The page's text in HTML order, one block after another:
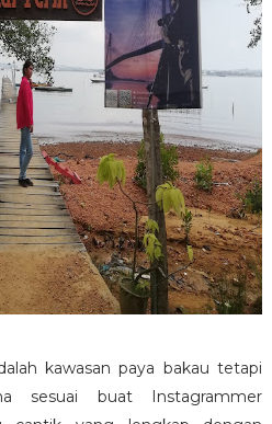
kawasan paya bakau tetapi
sesuai buat Instagrammer